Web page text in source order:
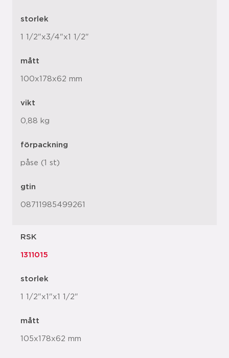
storlek
1 1/2"x3/4"x1 1/2"
mått
100x178x62 mm
vikt
0,88 kg
förpackning
påse (1 st)
gtin
08711985499261
RSK
1311015
storlek
1 1/2"x1"x1 1/2"
mått
105x178x62 mm